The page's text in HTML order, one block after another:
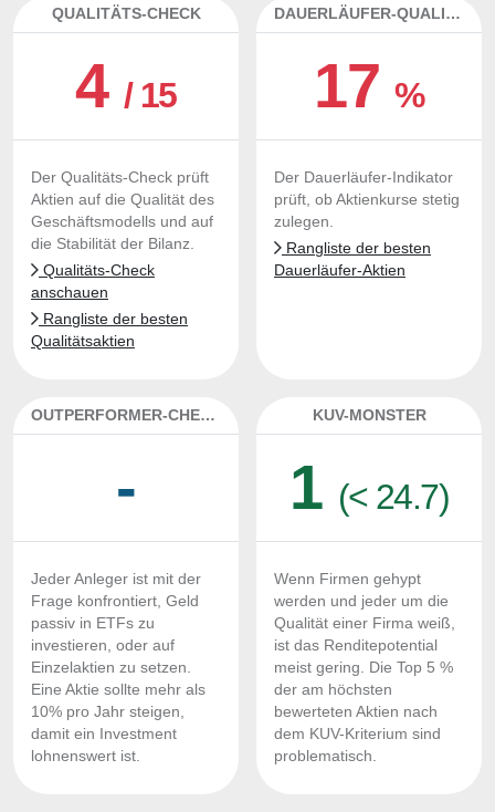
QUALITÄTS-CHECK
4/ 15
Der Qualitäts-Check prüft
Aktien auf die Qualität des
Geschäftsmodells und auf
die Stabilität der Bilanz.
Qualitäts-Check
anschauen
Rangliste der besten
Qualitätsaktien
DAUERLÄUFER-QUALITÄTEN
17%
Der Dauerläufer-Indikator
prüft, ob Aktienkurse stetig
zulegen.
Rangliste der besten
Dauerläufer-Aktien
OUTPERFORMER-CHECK
-
Jeder Anleger ist mit der
Frage konfrontiert, Geld
passiv in ETFs zu
investieren, oder auf
Einzelaktien zu setzen.
Eine Aktie sollte mehr als
10% pro Jahr steigen,
damit ein Investment
lohnenswert ist.
KUV-MONSTER
1 (< 24.7)
Wenn Firmen gehypt
werden und jeder um die
Qualität einer Firma weiß,
ist das Renditepotential
meist gering. Die Top 5 %
der am höchsten
bewerteten Aktien nach
dem KUV-Kriterium sind
problematisch.